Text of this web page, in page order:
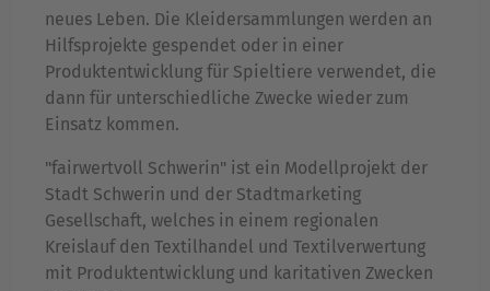
neues Leben. Die Kleidersammlungen werden an
Hilfsprojekte gespendet oder in einer
Produktentwicklung für Spieltiere verwendet, die
dann für unterschiedliche Zwecke wieder zum
Einsatz kommen.
"fairwertvoll Schwerin" ist ein Modellprojekt der
Stadt Schwerin und der Stadtmarketing
Gesellschaft, welches in einem regionalen
Kreislauf den Textilhandel und Textilverwertung
mit Produktentwicklung und karitativen Zwecken